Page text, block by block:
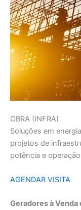
OBRA (INFRA)
Soluções em
projetos de
potência e
AGENDAR VISITA
Geradores à Venda